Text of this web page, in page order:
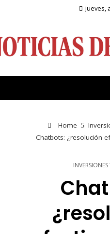
jueves,
Home
Chatbots: ¿resolución